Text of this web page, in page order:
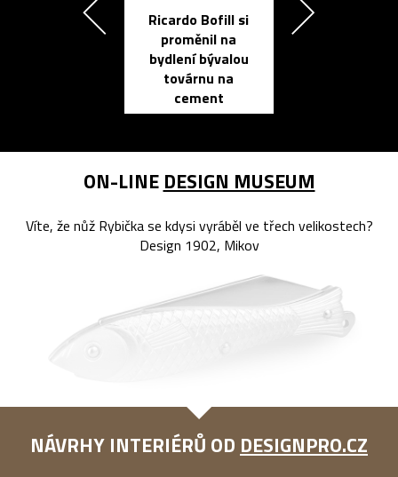
Ricardo Bofill si
proměnil na
bydlení bývalou
továrnu na
cement
ON-LINE DESIGN MUSEUM
Víte, že nůž Rybička se kdysi vyráběl ve třech velikostech?
Design 1902, Mikov
NÁVRHY INTERIÉRŮ OD DESIGNPRO.CZ